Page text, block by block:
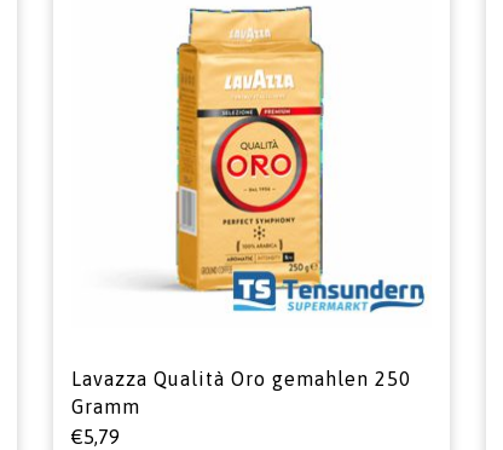
Lavazza Qualità Oro gemahlen 250
Gramm
€5,79